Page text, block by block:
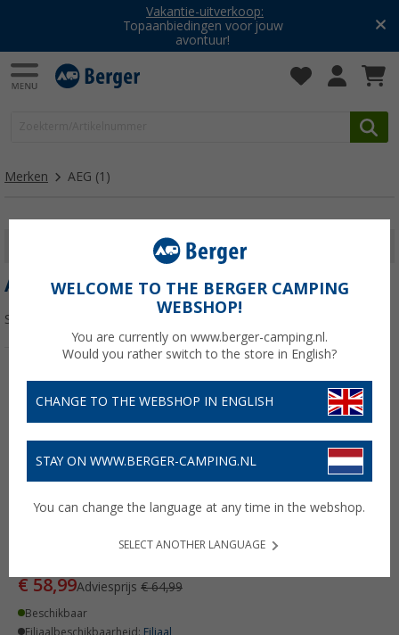
Vakantie-uitverkoop:
Topaanbiedingen voor jouw
avontuur!
Merken AEG (1)
FILTER WEERGEVEN
AEG
Sorteren:
-9%
besturingseenheid voor
€ 58,99Adviesprijs € 64,99
Beschikbaar
Filiaalbeschikbaarheid: Filiaal
WELCOME TO THE BERGER CAMPING
WEBSHOP!
You are currently on www.berger-camping.nl.
Would you rather switch to the store in English?
CHANGE TO THE WEBSHOP IN ENGLISH
STAY ON WWW.BERGER-CAMPING.NL
You can change the language at any time in the webshop.
SELECT ANOTHER LANGUAGE